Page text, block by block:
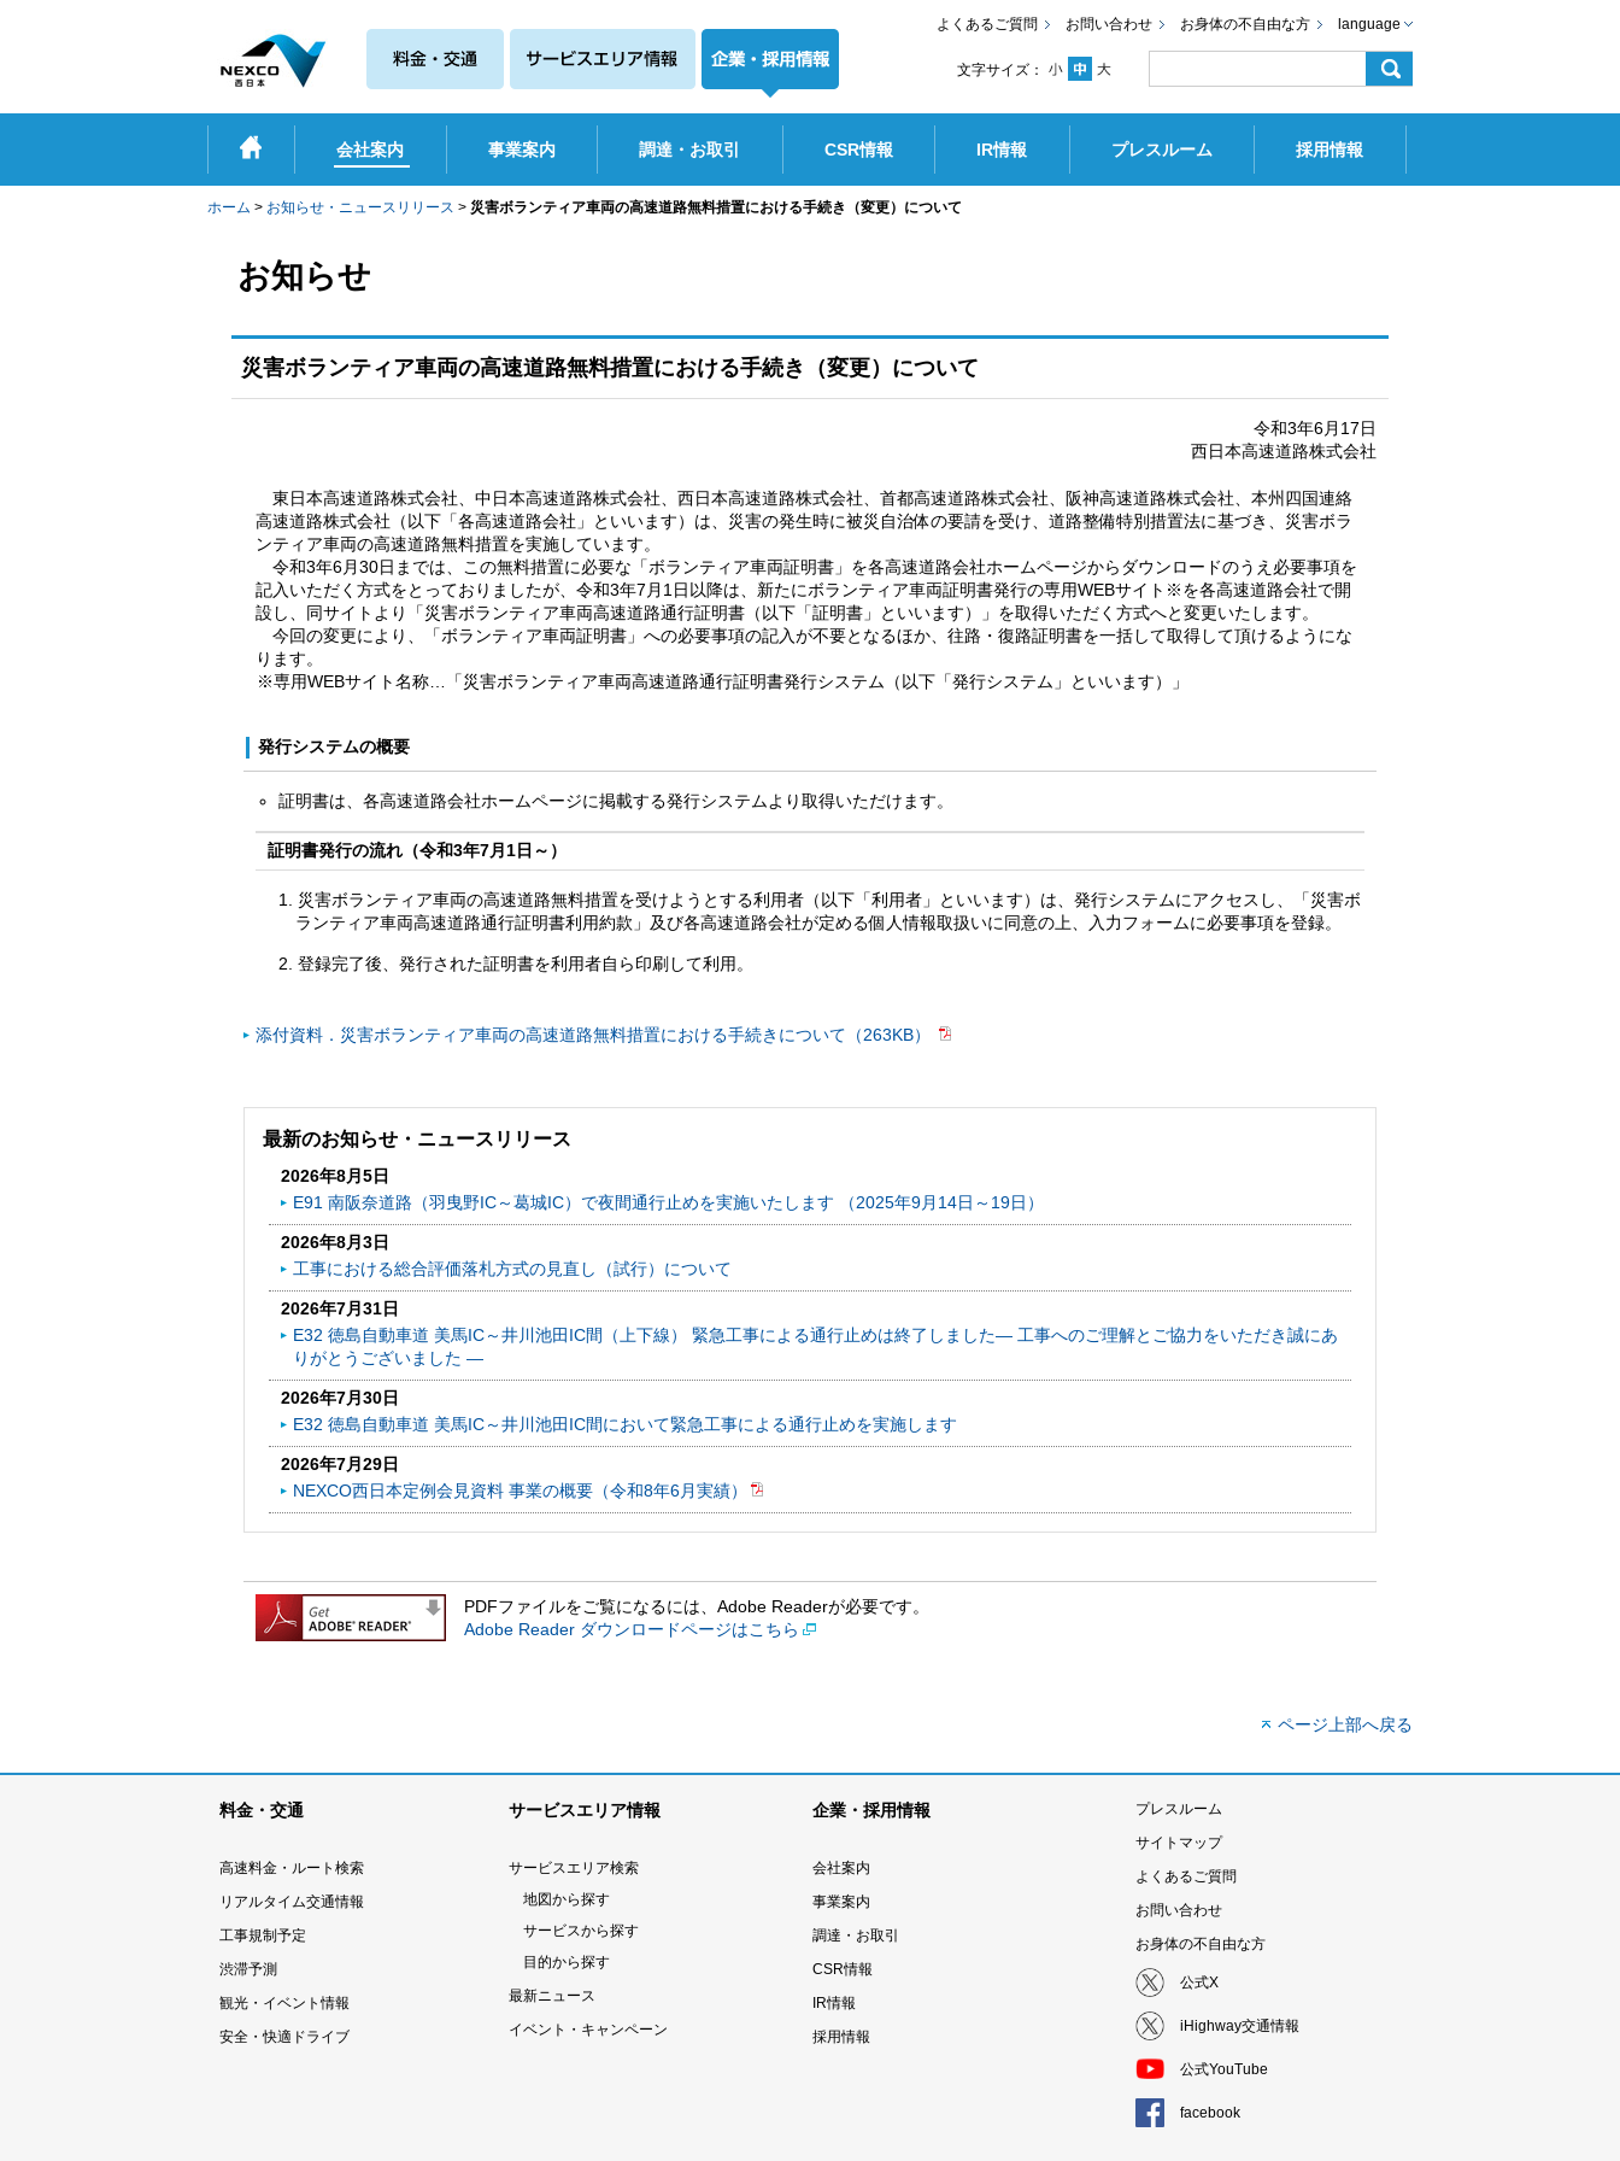
よくあるご質問 お問い合わせ お身体の不自由な方 language
文字サイズ：
会社案内 事業案内 調達・お取引 CSR情報 IR情報 プレスルーム 採用情報
ホーム > お知らせ・ニュースリリース > 災害ボランティア車両の高速道路無料措置における手続き（変更）について
お知らせ
災害ボランティア車両の高速道路無料措置における手続き（変更）について
令和3年6月17日
西日本高速道路株式会社
東日本高速道路株式会社、中日本高速道路株式会社、西日本高速道路株式会社、首都高速道路株式会社、阪神高速道路株式会社、本州四国連絡
高速道路株式会社（以下「各高速道路会社」といいます）は、災害の発生時に被災自治体の要請を受け、道路整備特別措置法に基づき、災害ボラ
ンティア車両の高速道路無料措置を実施しています。
令和3年6月30日までは、この無料措置に必要な「ボランティア車両証明書」を各高速道路会社ホームページからダウンロードのうえ必要事項を
記入いただく方式をとっておりましたが、令和3年7月1日以降は、新たにボランティア車両証明書発行の専用WEBサイト ※を各高速道路会社で開
設し、同サイトより「災害ボランティア車両高速道路通行証明書（以下「証明書」といいます）」を取得いただく方式へと変更いたします。
今回の変更により、「ボランティア車両証明書」への必要事項の記入が不要となるほか、往路・復路証明書を一括して取得して頂けるようにな
ります。
※専用WEBサイト名称…「災害ボランティア車両高速道路通行証明書発行システム（以下「発行システム」といいます）」
発行システムの概要
証明書は、各高速道路会社ホームページに掲載する発行システムより取得いただけます。
証明書発行の流れ（令和3年7月1日～）
災害ボランティア車両の高速道路無料措置を受けようとする利用者（以下「利用者」といいます）は、発行システムにアクセスし、「災害ボ
ランティア車両高速道路通行証明書利用約款」及び各高速道路会社が定める個人情報取扱いに同意の上、入力フォームに必要事項を登録。
登録完了後、発行された証明書を利用者自ら印刷して利用。
添付資料．災害ボランティア車両の高速道路無料措置における手続きについて（263KB）
最新のお知らせ・ニュースリリース
2026年8月5日
E91 南阪奈道路（羽曳野IC～葛󠄀城IC）で夜間通行止めを実施いたします （2025年9月14日～19日）
2026年8月3日
工事における総合評価落札方式の見直し（試行）について
2026年7月31日
E32 徳島自動車道 美馬IC～井川池田IC間（上下線） 緊急工事による通行止めは終了しました― 工事へのご理解とご協力をいただき誠にあ
りがとうございました ―
2026年7月30日
E32 徳島自動車道 美馬IC～井川池田IC間において緊急工事による通行止めを実施します
2026年7月29日
NEXCO西日本定例会見資料 事業の概要（令和8年6月実績）
PDFファイルをご覧になるには、Adobe Readerが必要です。
Adobe Reader ダウンロードページはこちら
ページ上部へ戻る
料金・交通
高速料金・ルート検索
リアルタイム交通情報
工事規制予定
渋滞予測
観光・イベント情報
安全・快適ドライブ
サービスエリア情報
サービスエリア検索
地図から探す
サービスから探す
目的から探す
最新ニュース
イベント・キャンペーン
企業・採用情報
会社案内
事業案内
調達・お取引
CSR情報
IR情報
採用情報
プレスルーム
サイトマップ
よくあるご質問
お問い合わせ
お身体の不自由な方
公式X
iHighway交通情報
公式YouTube
facebook